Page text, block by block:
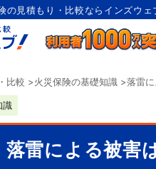
の見積もり・比較ならインズウェ
比較 >火災保険の基礎知識 >落雷
識
落雷による被害